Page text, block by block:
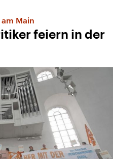
Main
feiern in der